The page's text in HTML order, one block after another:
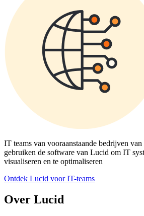
IT teams van vooraanstaande bedrijven
gebruiken de software van Lucid om IT
visualiseren en te optimaliseren
Ontdek Lucid voor IT-teams
Over Lucid